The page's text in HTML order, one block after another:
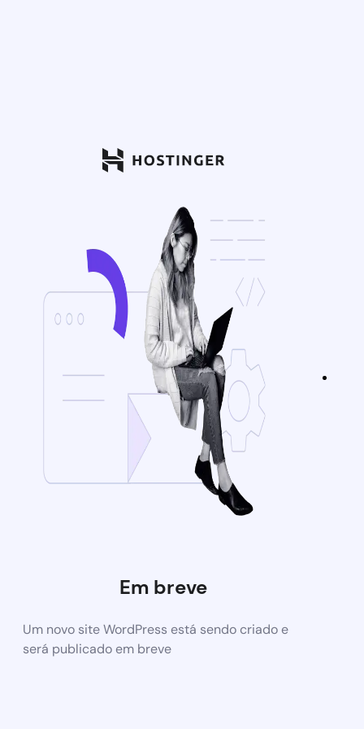
Em breve
Um novo site WordPress está sendo criado e
será publicado em breve